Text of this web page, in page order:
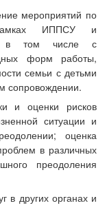
мероприятий по
ИППСУ и
в том числе с
форм работы,
семьи с детьми
сопровождении.
и оценки рисков
ситуации и
оценка
в различных
преодоления
в других органах и